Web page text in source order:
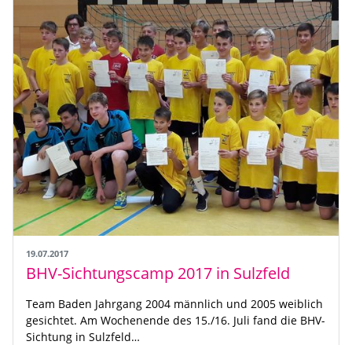
19.07.2017
BHV-Sichtungscamp 2017 in Sulzfeld
Team Baden Jahrgang 2004 männlich und 2005 weiblich
gesichtet. Am Wochenende des 15./16. Juli fand die BHV-
Sichtung in Sulzfeld…